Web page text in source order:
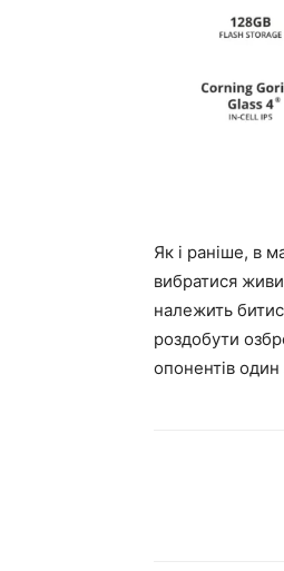
Як і раніше, в
вибратися
належить
роздобути
опонентів